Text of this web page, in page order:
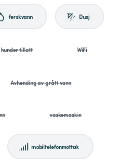
ferskvann Dusj
hunder tillatt WiFi
Avhending av grått vann
vaskemaskin
mobiltelefonmottak